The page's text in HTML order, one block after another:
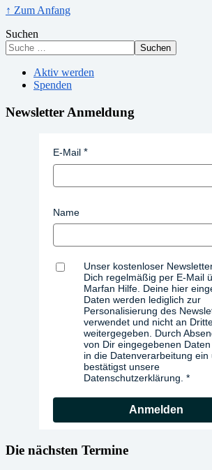
↑ Zum Anfang
Suchen
Suchen
Aktiv werden
Spenden
Newsletter Anmeldung
E-Mail
Name
Unser kostenloser
Dich regelmäßig per E-Mail
Marfan Hilfe. Deine hier
Daten werden lediglich zur
Personalisierung des
verwendet und nicht an
weitergegeben. Durch
von Dir eingegebenen
in die Datenverarbeitung ein
bestätigst unsere
Datenschutzerklärung.
Anmelden
Die nächsten Termine